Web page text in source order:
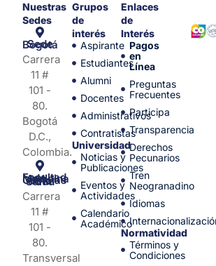
Nuestras
Sedes
Sede Bogotá
Carrera
11 #
101 -
80.
Bogotá
D.C.,
Colombia.
Facultad de Medicina y Ciencias de la Salud
Carrera
11 #
101 -
80.
Transversal
Grupos
de
interés
Aspirante
Estudiantes
Alumni
Docentes
Administrativos
Contratistas
Universidad
Noticias y
Publicaciones
Eventos y
Actividades
Calendario
Académico
Enlaces
de
Interés
Pagos
en
Línea
Preguntas
Frecuentes
Participa
Transparencia
Derechos
Pecunarios
Tren
Neogranadino
Idiomas
Normatividad
Términos y
Condiciones